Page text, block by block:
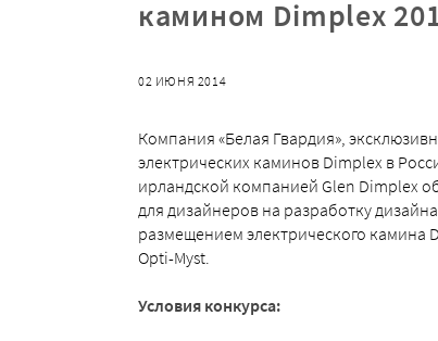
камином Dimplex
02 ИЮНЯ 2014
Компания «Белая Гвардия»,
электрических каминов Dimplex в
ирландской компанией Glen Dimplex
для дизайнеров на разработку
размещением электрического камина
Opti-Myst.
Условия конкурса: